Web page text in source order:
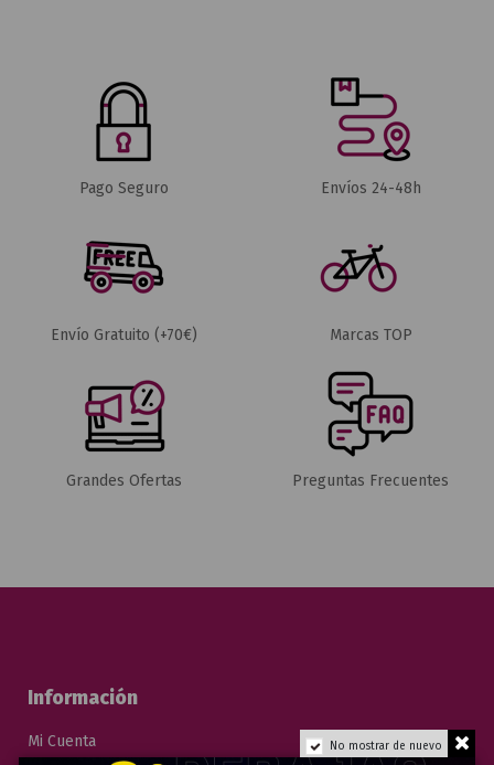
No mostrar de nuevo
Pago Seguro Envíos 24-48h
Envío Gratuito (+70€) Marcas TOP
Grandes Ofertas Preguntas Frecuentes
Información
Mi Cuenta